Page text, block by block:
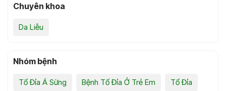
Chuyên khoa
Da Liễu
Nhóm bệnh
Tổ Đỉa Á Sừng Bệnh Tổ Đỉa Ở Trẻ Em Tổ Đỉa